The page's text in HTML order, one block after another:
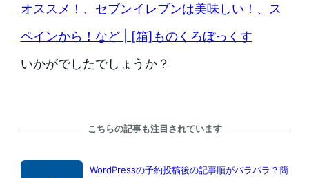
オススメ！、セブンイレブンは美味しい！、ス
ペインから！など | [箱]ものくろぼっくす
いかがでしたでしょうか？
こちらの記事も注目されています
WordPressの予約投稿後の記事順がバラバラ？簡